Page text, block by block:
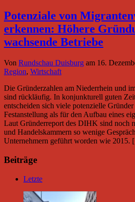
Potenziale von
erkennen: Höhere
wachsende Betriebe
Von Rundschau Duisburg am 16.
Region, Wirtschaft
Die Gründerzahlen am Niederrhein und
sind rückläufig. In konjunkturell guten
entscheiden sich viele potenzielle
Festanstellung als für den Aufbau eines
Laut Gründerreport des DIHK sind noch
und Handelskammern so wenige
Unternehmern geführt worden wie
Beiträge
Letzte